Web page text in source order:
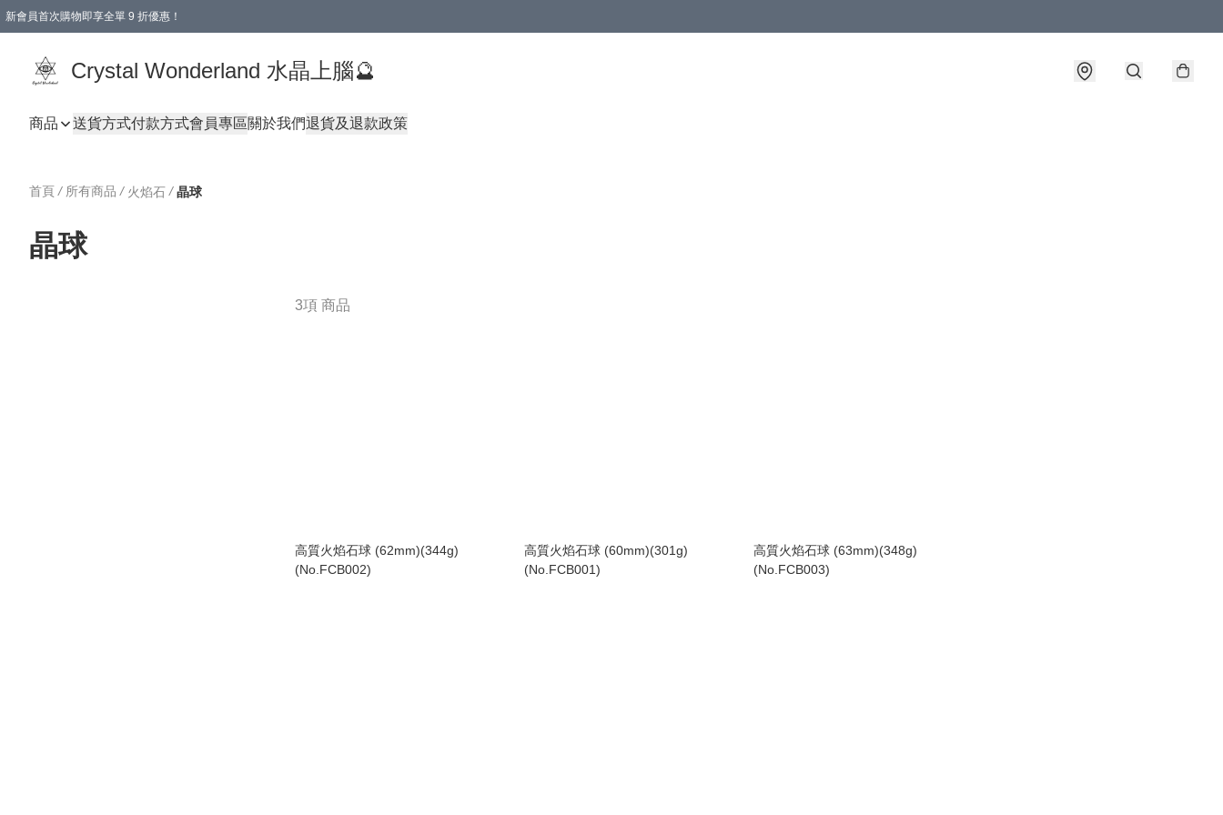
新會員首次購物即享全單 9 折優惠！
Crystal Wonderland 水晶上腦🔮
商品 送貨方式付款方式會員專區關於我們退貨及退款政策
首頁 / 所有商品 / 火焰石 / 晶球
晶球
3項 商品
高質火焰石球 (62mm)(344g)
(No.FCB002)
高質火焰石球 (60mm)(301g)
(No.FCB001)
高質火焰石球 (63mm)(348g)
(No.FCB003)